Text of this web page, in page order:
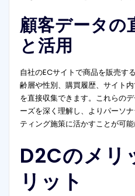
顧客データの
と活用
自社のECサイトで商品を販売す
齢層や性別、購買履歴、サイト
を直接収集できます。これらの
ーズを深く理解し、よりパーソ
ティング施策に活かすことが可能
D2Cのメリ
リット